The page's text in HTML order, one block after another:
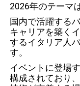
2026年のテーマ
国内で活躍する
キャリアを築く
するイタリア人
す。
イベントに登場
構成されており